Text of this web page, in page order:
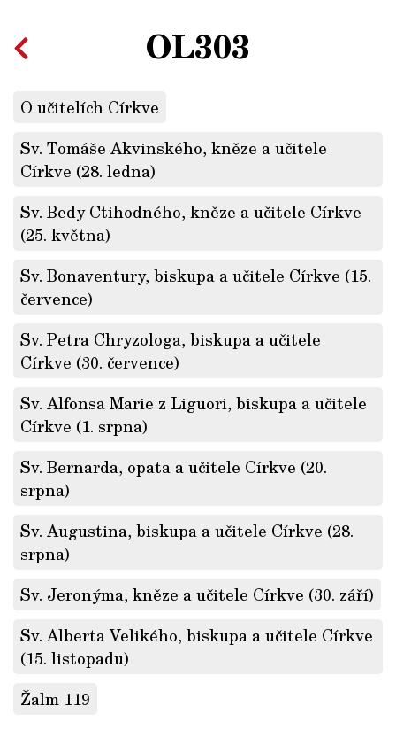
OL303
O učitelích Církve
Sv. Tomáše Akvinského, kněze a učitele
Církve (28. ledna)
Sv. Bedy Ctihodného, kněze a učitele Církve
(25. května)
Sv. Bonaventury, biskupa a učitele Církve (15.
července)
Sv. Petra Chryzologa, biskupa a učitele
Církve (30. července)
Sv. Alfonsa Marie z Liguori, biskupa a učitele
Církve (1. srpna)
Sv. Bernarda, opata a učitele Církve (20.
srpna)
Sv. Augustina, biskupa a učitele Církve (28.
srpna)
Sv. Jeronýma, kněze a učitele Církve (30. září)
Sv. Alberta Velikého, biskupa a učitele Církve
(15. listopadu)
Žalm 119